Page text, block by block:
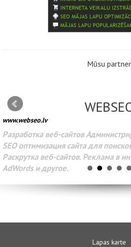
Mūsu
www.webseo.lv
Разработка веб-сайтов
SEO оптимизация сайта для
Раскрутка веб-сайтов. Реклама в
AdWords и другое.
Lapas karte